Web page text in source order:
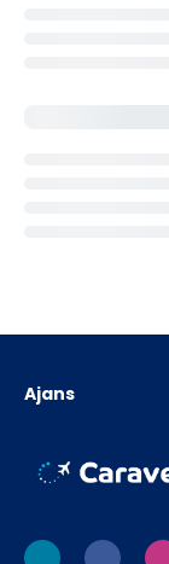
Ajans